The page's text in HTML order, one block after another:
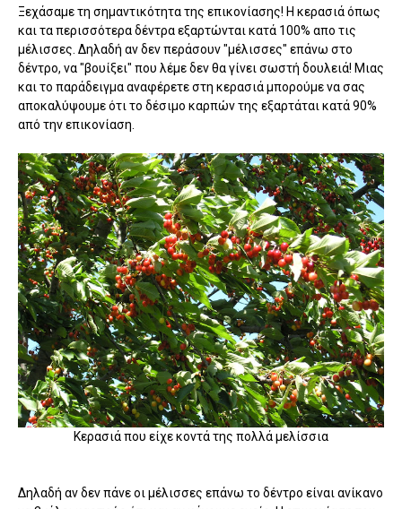
Ξεχάσαμε τη σημαντικότητα της επικονίασης! Η κερασιά όπως
και τα περισσότερα δέντρα εξαρτώνται κατά 100% απο τις
μέλισσες. Δηλαδή αν δεν περάσουν "μέλισσες" επάνω στο
δέντρο, να "βουίξει" που λέμε δεν θα γίνει σωστή δουλειά! Μιας
και το παράδειγμα αναφέρετε στη κερασιά μπορούμε να σας
αποκαλύψουμε ότι το δέσιμο καρπών της εξαρτάται κατά 90%
από την επικονίαση.
Κερασιά που είχε κοντά της πολλά μελίσσια
Δηλαδή αν δεν πάνε οι μέλισσες επάνω το δέντρο είναι ανίκανο